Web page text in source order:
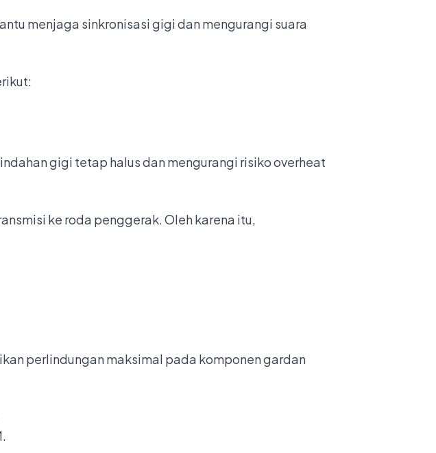
menjaga sinkronisasi gigi dan mengurangi suara
gigi tetap halus dan mengurangi risiko overheat
ke roda penggerak. Oleh karena itu,
perlindungan maksimal pada komponen gardan